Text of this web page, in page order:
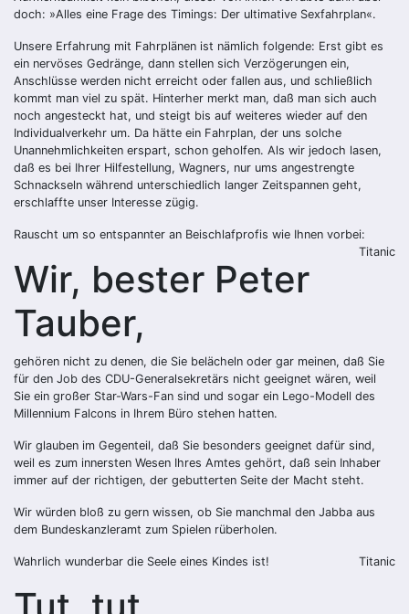
doch: »Alles eine Frage des Timings: Der ultimative Sexfahrplan«.
Unsere Erfahrung mit Fahrplänen ist nämlich folgende: Erst gibt es
ein nervöses Gedränge, dann stellen sich Verzögerungen ein,
Anschlüsse werden nicht erreicht oder fallen aus, und schließlich
kommt man viel zu spät. Hinterher merkt man, daß man sich auch
noch angesteckt hat, und steigt bis auf weiteres wieder auf den
Individualverkehr um. Da hätte ein Fahrplan, der uns solche
Unannehmlichkeiten erspart, schon geholfen. Als wir jedoch lasen,
daß es bei Ihrer Hilfestellung, Wagners, nur ums angestrengte
Schnackseln während unterschiedlich langer Zeitspannen geht,
erschlaffte unser Interesse zügig.
Rauscht um so entspannter an Beischlafprofis wie Ihnen vorbei:
Titanic
Wir, bester Peter
Tauber,
gehören nicht zu denen, die Sie belächeln oder gar meinen, daß Sie
für den Job des CDU-Generalsekretärs nicht geeignet wären, weil
Sie ein großer Star-Wars-Fan sind und sogar ein Lego-Modell des
Millennium Falcons in Ihrem Büro stehen hatten.
Wir glauben im Gegenteil, daß Sie besonders geeignet dafür sind,
weil es zum innersten Wesen Ihres Amtes gehört, daß sein Inhaber
immer auf der richtigen, der gebutterten Seite der Macht steht.
Wir würden bloß zu gern wissen, ob Sie manchmal den Jabba aus
dem Bundeskanzleramt zum Spielen rüberholen.
Wahrlich wunderbar die Seele eines Kindes ist! Titanic